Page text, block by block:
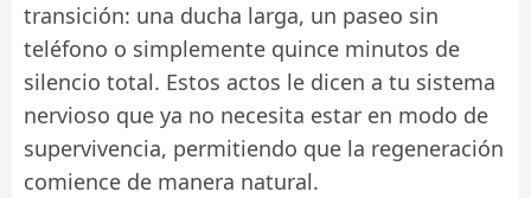
transición: una ducha larga, un paseo sin
teléfono o simplemente quince minutos de
silencio total. Estos actos le dicen a tu sistema
nervioso que ya no necesita estar en modo de
supervivencia, permitiendo que la regeneración
comience de manera natural.